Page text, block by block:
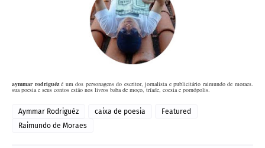
aymmar rodriguézé um dos personagens do escritor, jornalista e publicitário raimundo de moraes.
sua poesia e seus contos estão nos livros baba de moço, tríade, coesia e pornópolis.
Aymmar Rodriguéz caixa de poesia
Featured
Raimundo de Moraes